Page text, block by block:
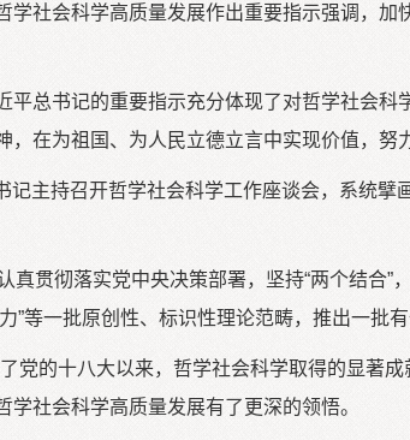
学社会科学高质量发展作出重要指示强调，
平总书记的重要指示充分体现了对哲学社会
，在为祖国、为人民立德立言中实现价值，努
记主持召开哲学社会科学工作座谈会，系统
真贯彻落实党中央决策部署，坚持“两个结合”
力”等一批原创性、标识性理论范畴，推出一批
党的十八大以来，哲学社会科学取得的显著
社会科学高质量发展有了更深的领悟。